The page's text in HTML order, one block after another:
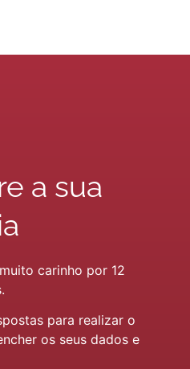
a sua
carinho por 12
para realizar o
os seus dados e